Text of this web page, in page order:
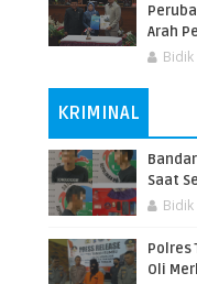
Arah
Bidik
KRIMINAL
Saat
Bidik
Polres
Oli